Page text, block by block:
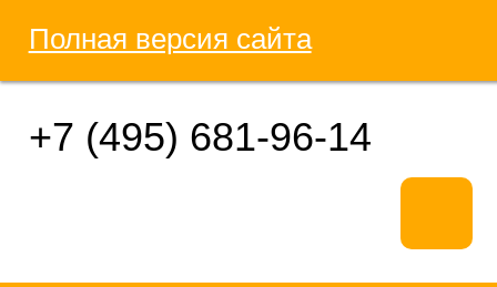
Полная версия сайта
+7 (495) 681-96-14